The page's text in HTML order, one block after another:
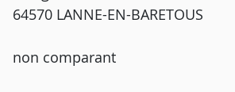
64570 LANNE-EN-BARETOUS
non comparant